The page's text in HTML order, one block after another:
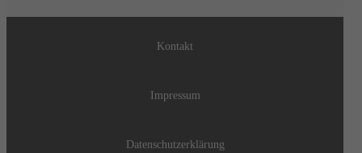
Kontakt
Impressum
Datenschutzerklärung